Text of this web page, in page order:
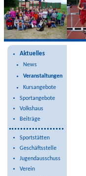
Aktuelles
News
Veranstaltungen
Kursangebote
Sportangebote
Volkshaus
Beiträge
Sportstätten
Geschäftsstelle
Jugendausschuss
Verein